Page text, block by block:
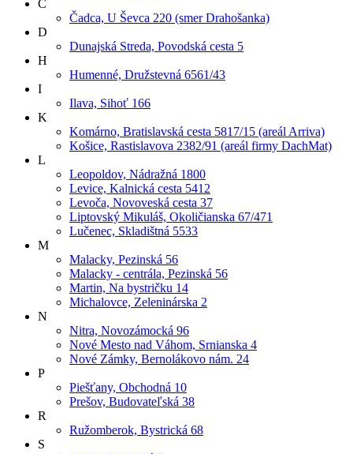
Č
Čadca, U Ševca 220 (smer Drahošanka)
D
Dunajská Streda, Povodská cesta 5
H
Humenné, Družstevná 6561/43
I
Ilava, Sihoť 166
K
Komárno, Bratislavská cesta 5817/15 (areál Arriva)
Košice, Rastislavova 2382/91 (areál firmy DachMat)
L
Leopoldov, Nádražná 1800
Levice, Kalnická cesta 5412
Levoča, Novoveská cesta 37
Liptovský Mikuláš, Okoličianska 67/471
Lučenec, Skladištná 5533
M
Malacky, Pezinská 56
Malacky - centrála, Pezinská 56
Martin, Na bystričku 14
Michalovce, Zeleninárska 2
N
Nitra, Novozámocká 96
Nové Mesto nad Váhom, Srnianska 4
Nové Zámky, Bernolákovo nám. 24
P
Piešťany, Obchodná 10
Prešov, Budovateľská 38
R
Ružomberok, Bystrická 68
S